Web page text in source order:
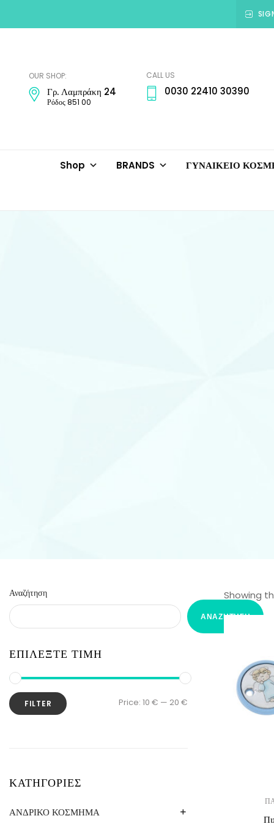
OUR SHOP:
Γρ. Λαμπράκη 24
Ρόδος 851 00
CALL US
0030 22410 30390
Shop BRANDS ΓΥΝΑΙΚΕΙΟ
Showing
Αναζήτηση
ΑΝΑΖΉΤΗΣΗ
ΕΠΙΛΕΞΤΕ ΤΙΜΗ
FILTER Price: 10 € — 20 €
ΚΑΤΗΓΟΡΙΕΣ
ΑΝΔΡΙΚΟ ΚΟΣΜΗΜΑ